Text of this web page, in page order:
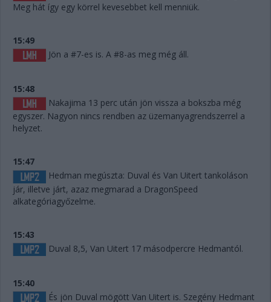
Meg hát így egy körrel kevesebbet kell menniük.
15:49
Jön a #7-es is. A #8-as meg még áll.
15:48
Nakajima 13 perc után jön vissza a bokszba még
egyszer. Nagyon nincs rendben az üzemanyagrendszerrel a
helyzet.
15:47
Hedman megúszta: Duval és Van Uitert tankoláson
jár, illetve járt, azaz megmarad a DragonSpeed
alkategóriagyőzelme.
15:43
Duval 8,5, Van Uitert 17 másodpercre Hedmantól.
15:40
És jön Duval mögött Van Uitert is. Szegény Hedmant